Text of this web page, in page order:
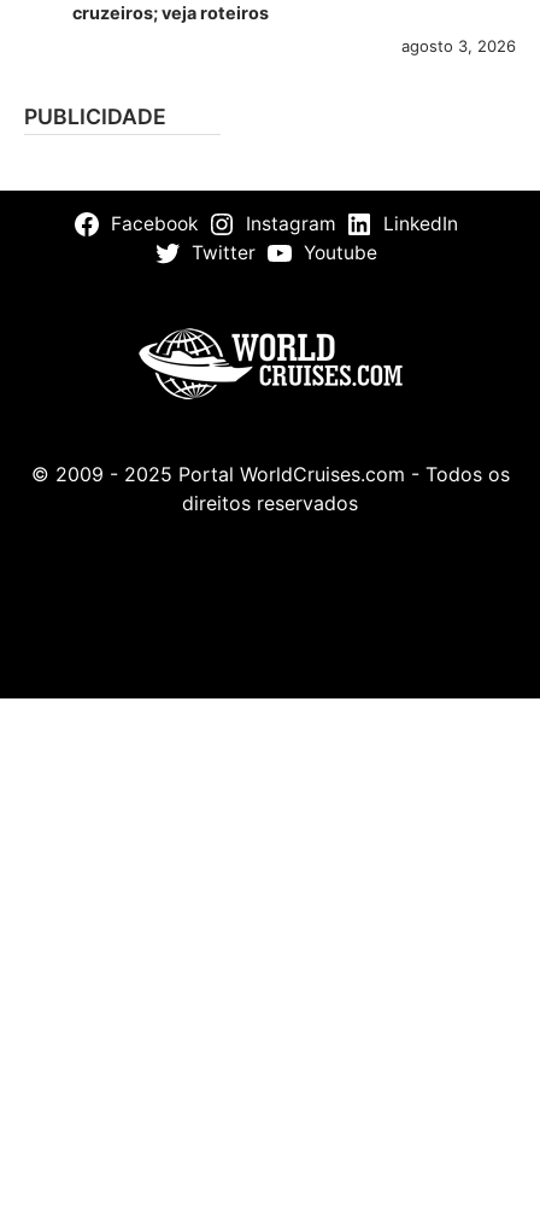
cruzeiros; veja roteiros
agosto 3, 2026
PUBLICIDADE
Facebook Instagram
LinkedIn
Twitter
Youtube
© 2009 - 2025 Portal WorldCruises.com - Todos os
direitos reservados